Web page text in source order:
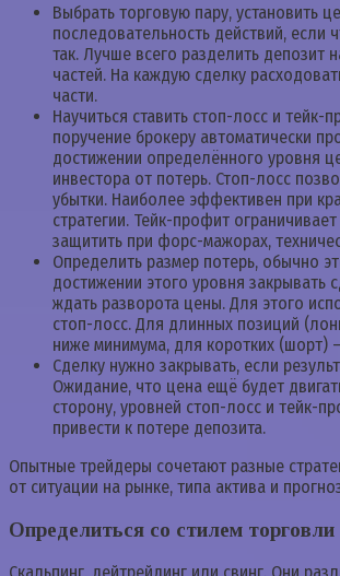
Выбрать торговую пару, установить
последовательность действий, если
так. Лучше всего разделить депозит
частей. На каждую сделку
части.
Научиться ставить стоп-лосс и тейк-
поручение брокеру автоматически
достижении определённого уровня
инвестора от потерь. Стоп-лосс
убытки. Наиболее эффективен при
стратегии. Тейк-профит
защитить при форс-мажорах,
Определить размер потерь, обычно
достижении этого уровня закрывать
ждать разворота цены. Для этого
стоп-лосс. Для длинных позиций
ниже минимума, для коротких (шорт)
Сделку нужно закрывать, если
Ожидание, что цена ещё будет
сторону, уровней стоп-лосс и тейк-
привести к потере депозита.
Опытные трейдеры сочетают разные
от ситуации на рынке, типа актива и
Определиться со стилем торговли